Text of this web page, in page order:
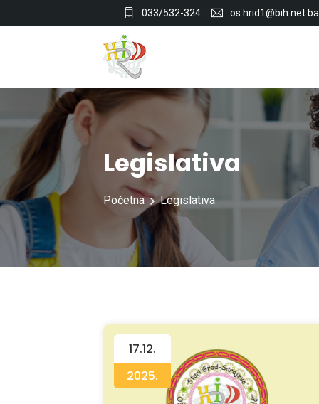
033/532-324 os.hrid1@bih.net.ba
Legislativa
Početna Legislativa
17.12.
2025.